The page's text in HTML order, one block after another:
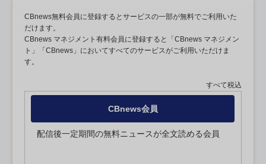
CBnews無料会員に登録するとサービスの一部が無料でご利用いた
だけます。
CBnews マネジメント有料会員に登録すると「CBnews マネジメン
ト」「CBnews」においてすべてのサービスがご利用いただけま
す。
すべて税込
CBnews会員
配信後一定期間の無料ニュースが全文読める会員